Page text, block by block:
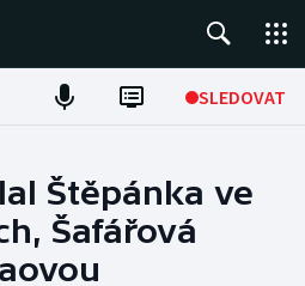
SLEDOVAT
Štěpánka ve
Šafářová